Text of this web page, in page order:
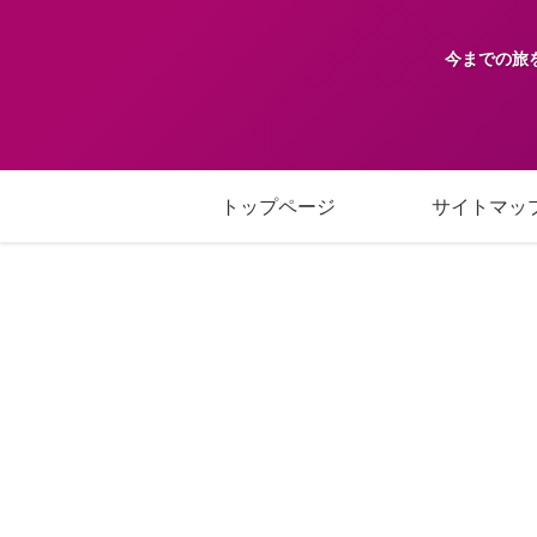
今までの旅
トップページ サイトマッ